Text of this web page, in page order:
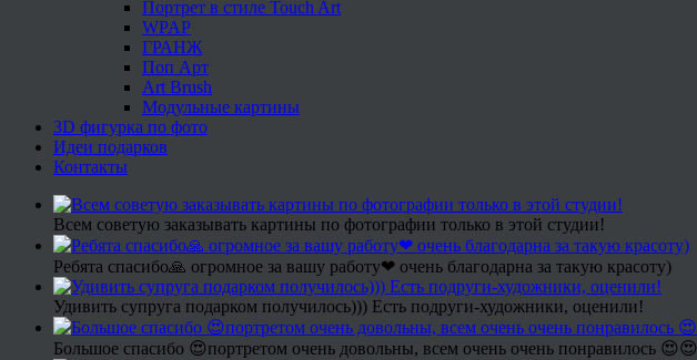
Портрет в стиле Touch Art
WPAP
ГРАНЖ
Поп Арт
Art Brush
Модульные картины
3D фигурка по фото
Идеи подарков
Контакты
Всем советую заказывать картины по фотографии только в этой студии!
Ребята спасибо🙏 огромное за вашу работу❤ очень благодарна за такую красоту)
Удивить супруга подарком получилось))) Есть подруги-художники, оценили!
Большое спасибо 😍портретом очень довольны, всем очень очень понравилось 😍😍